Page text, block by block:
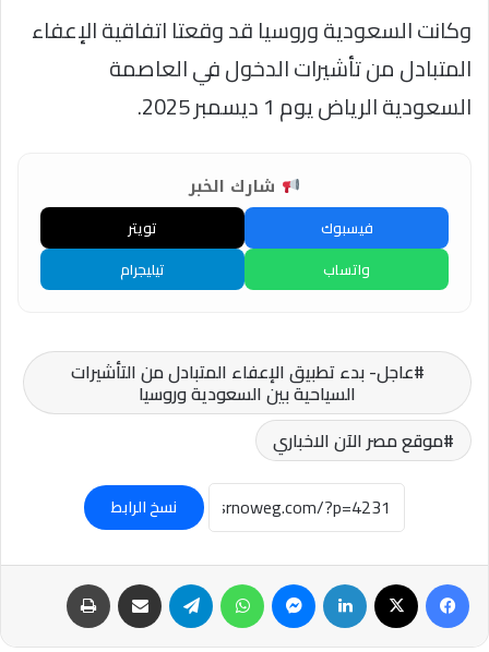
وكانت السعودية وروسيا قد وقعتا اتفاقية الإعفاء
المتبادل من تأشيرات الدخول في العاصمة
السعودية الرياض يوم 1 ديسمبر 2025.
شارك الخبر
فيسبوك
تويتر
واتساب
تيليجرام
عاجل- بدء تطبيق الإعفاء المتبادل من التأشيرات
السياحية بين السعودية وروسيا
موقع مصر الآن الاخباري
نسخ الرابط
فيسبوك لينكدإن ماسنجر واتساب تيلقرام مشاركة عبر البريد